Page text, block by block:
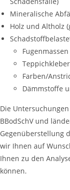
Mineralische
Holz und Altholz
Fugenmassen
Teppichkleber
Farben/
Dämmstoffe
Die Untersuchungen
BBodSchV und
Gegenüberstellung
wir Ihnen auf
Ihnen zu den
können.